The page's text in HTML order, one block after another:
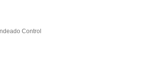
Control